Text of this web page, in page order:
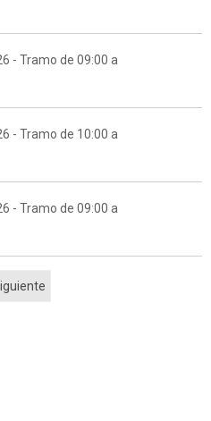
- Tramo de 09:00 a
- Tramo de 10:00 a
- Tramo de 09:00 a